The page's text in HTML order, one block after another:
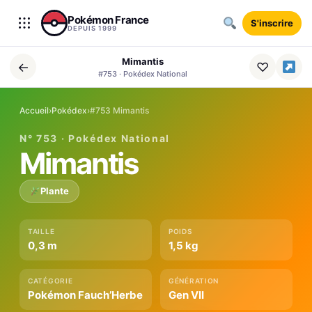
Aller au contenu
Pokémon France
DEPUIS 1999 S'inscrire
← Mimantis
#753 · Pokédex National ♡
Accueil›Pokédex›#753 Mimantis
N° 753 · Pokédex National
Mimantis
Plante
TAILLE
0,3 m
POIDS
1,5 kg
CATÉGORIE
Pokémon Fauch’Herbe
GÉNÉRATION
Gen VII